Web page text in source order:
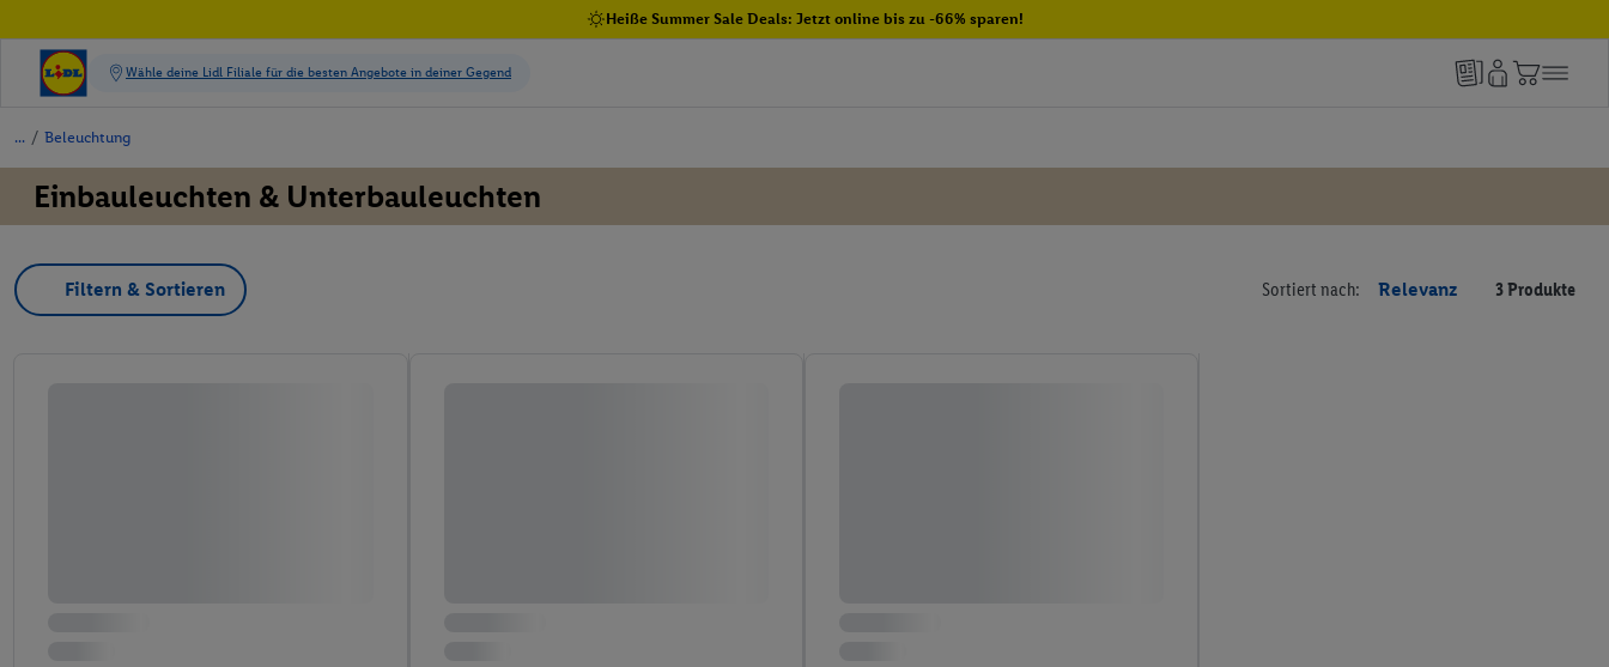
Heiße Summer Sale Deals: Jetzt online bis zu -66% sparen!
/ Beleuchtung
Einbauleuchten & Unterbauleuchten
Filtern & Sortieren Sortiert nach: Relevanz 3 Produkte